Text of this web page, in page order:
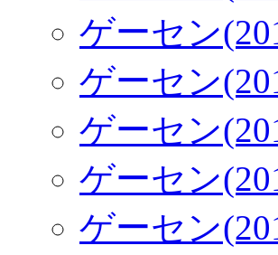
ゲーセン
ゲーセン
ゲーセン
ゲーセン
ゲーセン